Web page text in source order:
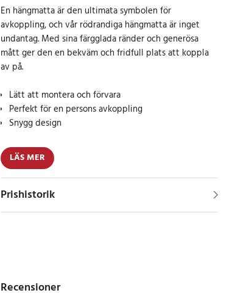
En hängmatta är den ultimata symbolen för
avkoppling, och vår rödrandiga hängmatta är inget
undantag. Med sina färgglada ränder och generösa
mått ger den en bekväm och fridfull plats att koppla
av på.
Lätt att montera och förvara
Perfekt för en persons avkoppling
Snygg design
Färgglad och Attraktiv Design
Den rödrandiga designen på denna hängmatta ger den
en livlig och attraktiv estetik. Den kommer att bli en
LÄS MER
Prishistorik
Recensioner